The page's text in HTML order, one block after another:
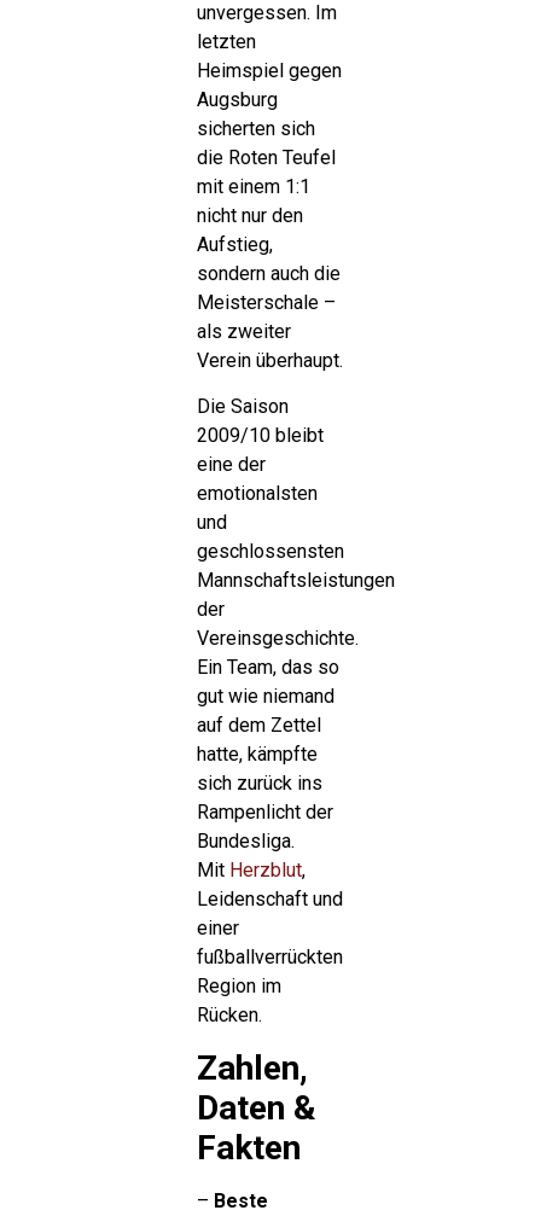
unvergessen. Im
letzten
Heimspiel gegen
Augsburg
sicherten sich
die Roten Teufel
mit einem 1:1
nicht nur den
Aufstieg,
sondern auch die
Meisterschale –
als zweiter
Verein überhaupt.
Die Saison
2009/10 bleibt
eine der
emotionalsten
und
geschlossensten
Mannschaftsleistungen
der
Vereinsgeschichte.
Ein Team, das so
gut wie niemand
auf dem Zettel
hatte, kämpfte
sich zurück ins
Rampenlicht der
Bundesliga.
Mit Herzblut,
Leidenschaft und
einer
fußballverrückten
Region im
Rücken.
Zahlen,
Daten &
Fakten
– Beste